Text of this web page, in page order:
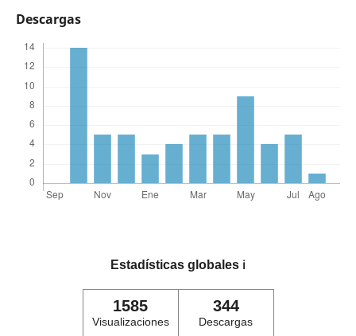
Descargas
Estadísticas globales ℹ️
1585
Visualizaciones
344
Descargas